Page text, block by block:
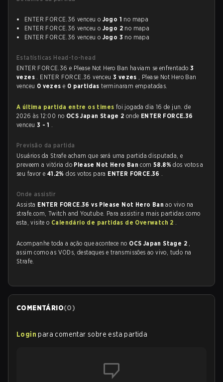
ENTER FORCE.36 venceu o Jogo 1 no mapa
ENTER FORCE.36 venceu o Jogo 2 no mapa
ENTER FORCE.36 venceu o Jogo 3 no mapa
Estatísticas Head-to-head
ENTER FORCE.36 e Please Not Hero Ban haviam se enfrentado3
vezes . ENTER FORCE.36 venceu3 vezes , Please Not Hero Ban
venceu 0 vezese 0 partidasterminaram empatadas.
A última partida entre os times foi jogada dia 16 de jun. de
2026 às 12:00 no OCS Japan Stage 2onde ENTER FORCE.36
venceu 3 - 1 .
Previsão da partida
Usuários da Strafe acham que será uma partida disputada, e
preveem a vitória do Please Not Hero Bancom58.8%dos votos a
seu favor e 41.2%dos votos para ENTER FORCE.36 .
Onde assistir
Assista ENTER FORCE.36 vs Please Not Hero Banao vivo na
strafe.com, Twitch and Youtube. Para assistir a mais partidas como
esta, visite o Calendário de partidas de Overwatch 2 .
Acompanhe toda a ação que acontece no OCS Japan Stage 2 ,
assim como as VODs, destaques e transmissões ao vivo, tudo na
Strafe.
COMENTÁRIO(0)
Login para comentar sobre esta partida